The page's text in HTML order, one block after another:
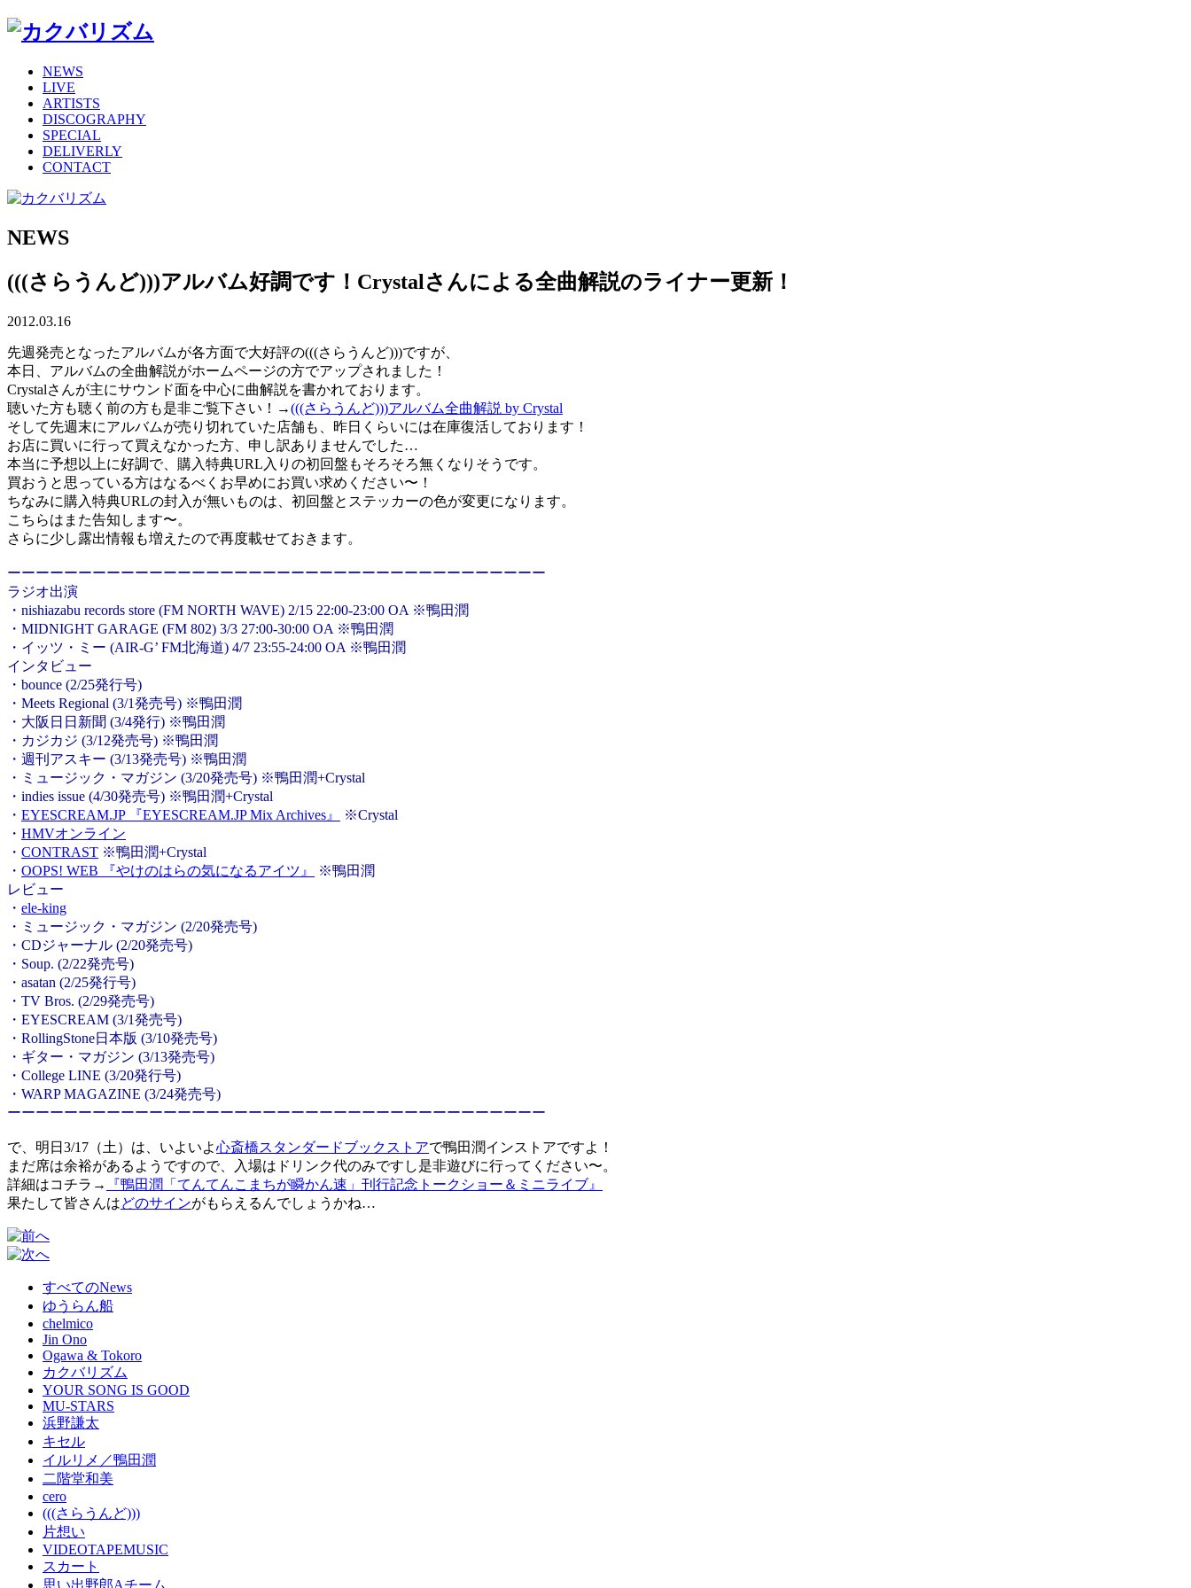
NEWS
LIVE
ARTISTS
DISCOGRAPHY
SPECIAL
DELIVERLY
CONTACT
NEWS
(((さらうんど)))アルバム好調です！Crystalさんによる全曲解説のライナー更新！
2012.03.16
先週発売となったアルバムが各方面で大好評の(((さらうんど)))ですが、
本日、アルバムの全曲解説がホームページの方でアップされました！
Crystalさんが主にサウンド面を中心に曲解説を書かれております。
聴いた方も聴く前の方も是非ご覧下さい！→(((さらうんど)))アルバム全曲解説 by Crystal
そして先週末にアルバムが売り切れていた店舗も、昨日くらいには在庫復活しております！
お店に買いに行って買えなかった方、申し訳ありませんでした…
本当に予想以上に好調で、購入特典URL入りの初回盤もそろそろ無くなりそうです。
買おうと思っている方はなるべくお早めにお買い求めください〜！
ちなみに購入特典URLの封入が無いものは、初回盤とステッカーの色が変更になります。
こちらはまた告知します〜。
さらに少し露出情報も増えたので再度載せておきます。
ーーーーーーーーーーーーーーーーーーーーーーーーーーーーーーーーーーーーーー
ラジオ出演
・nishiazabu records store (FM NORTH WAVE) 2/15 22:00-23:00 OA ※鴨田潤
・MIDNIGHT GARAGE (FM 802) 3/3 27:00-30:00 OA ※鴨田潤
・イッツ・ミー (AIR-G’ FM北海道) 4/7 23:55-24:00 OA ※鴨田潤
インタビュー
・bounce (2/25発行号)
・Meets Regional (3/1発売号) ※鴨田潤
・大阪日日新聞 (3/4発行) ※鴨田潤
・カジカジ (3/12発売号) ※鴨田潤
・週刊アスキー (3/13発売号) ※鴨田潤
・ミュージック・マガジン (3/20発売号) ※鴨田潤+Crystal
・indies issue (4/30発売号) ※鴨田潤+Crystal
・ EYESCREAM.JP 『EYESCREAM.JP Mix Archives』
※Crystal
・ HMVオンライン
・ CONTRAST ※鴨田潤+Crystal
・ OOPS! WEB 『やけのはらの気になるアイツ』
※鴨田潤
レビュー
・ ele-king
・ミュージック・マガジン (2/20発売号)
・CDジャーナル (2/20発売号)
・Soup. (2/22発売号)
・asatan (2/25発行号)
・TV Bros. (2/29発売号)
・EYESCREAM (3/1発売号)
・RollingStone日本版 (3/10発売号)
・ギター・マガジン (3/13発売号)
・College LINE (3/20発行号)
・WARP MAGAZINE (3/24発売号)
ーーーーーーーーーーーーーーーーーーーーーーーーーーーーーーーーーーーーーー
で、明日3/17（土）は、いよいよ心斎橋スタンダードブックストアで鴨田潤インストアですよ！
まだ席は余裕があるようですので、入場はドリンク代のみですし是非遊びに行ってください〜。
詳細はコチラ→
『鴨田潤「てんてんこまちが瞬かん速」刊行記念トークショー＆ミニライブ』
果たして皆さんはどのサインがもらえるんでしょうかね…
すべてのNews
ゆうらん船
chelmico
Jin Ono
Ogawa & Tokoro
カクバリズム
YOUR SONG IS GOOD
MU-STARS
浜野謙太
キセル
イルリメ／鴨田潤
二階堂和美
cero
(((さらうんど)))
片想い
VIDEOTAPEMUSIC
スカート
思い出野郎Aチーム